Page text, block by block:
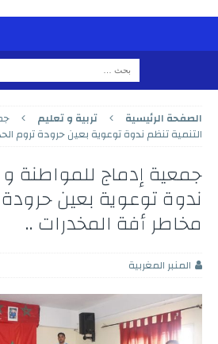
الصفحة الرئيسية تربية و تعليم
التنمية تنظم ندوة توعوية بعين حرودة تروم
جمعية إدماج للمواطنة و
ندوة توعوية بعين
مخاطر أفة المخدرات ..
المنبر المغربية